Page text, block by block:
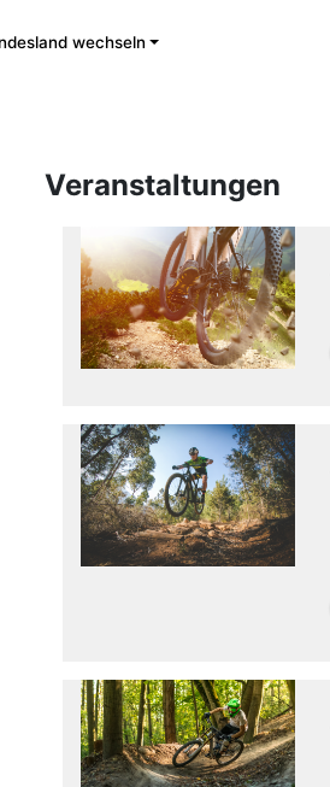
wechseln
Veranstaltungen